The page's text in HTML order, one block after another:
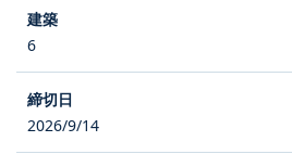
6
2026/9/14